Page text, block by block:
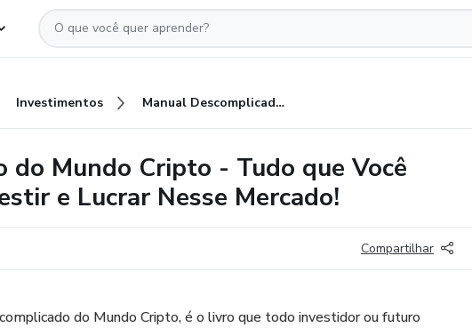
Investimentos Manual Descomplicado do Mundo Cripto - Tudo que Você Precisa Saber Para Investir e Lucrar Nesse Mercado!
do Mundo Cripto - Tudo que Você
e Lucrar Nesse Mercado!
Compartilhar
do Mundo Cripto, é o livro que todo investidor ou futuro